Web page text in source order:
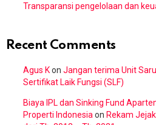
Transparansi pengelolaan dan
Recent Comments
Agus Kon Jangan terima Unit
Sertifikat Laik Fungsi (SLF)
Biaya IPL dan Sinking Fund
Properti Indonesia on Rekam